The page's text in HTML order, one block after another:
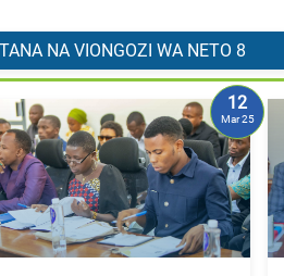
NA VIONGOZI WA NETO 8
12
Mar 25